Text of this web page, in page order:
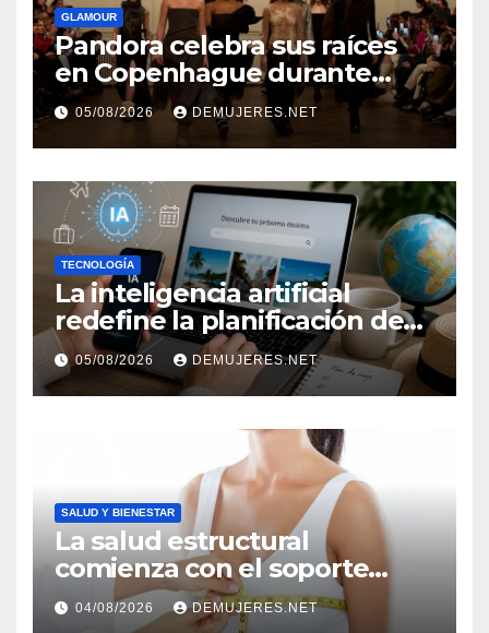
GLAMOUR
Pandora celebra sus raíces
en Copenhague durante
Copenhagen Fashion Week a
través de alianzas creativas
05/08/2026 DEMUJERES.NET
TECNOLOGÍA
La inteligencia artificial
redefine la planificación de
viajes: Los huéspedes
centran sus decisiones y
expectativas enfocándose en
experiencias auténticas y
personalizadas
05/08/2026 DEMUJERES.NET
SALUD Y BIENESTAR
La salud estructural
comienza con el soporte
correcto: Caprice revela el
impacto de la lencería en la
04/08/2026 DEMUJERES.NET